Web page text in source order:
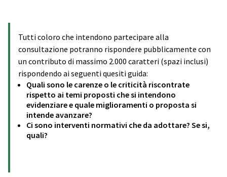
Tutti coloro che intendono partecipare alla
consultazione potranno rispondere pubblicamente con
un contributo di massimo 2.000 caratteri (spazi inclusi)
rispondendo ai seguenti quesiti guida:
Quali sono le carenze o le criticità riscontrate
rispetto ai temi proposti che si intendono
evidenziare e quale miglioramenti o proposta si
intende avanzare?
Ci sono interventi normativi che da adottare? Se si,
quali?